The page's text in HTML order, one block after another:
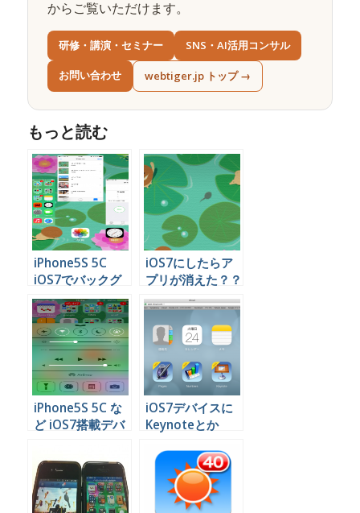
からご覧いただけます。
研修・講演・セミナー SNS・AI活用コンサル
お問い合わせ webtiger.jp トップ →
もっと読む
iPhone5S 5C
iOS7でバックグ
ラウンドで開いて
いるアプリを閉じ
る方法
iOS7にしたらア
プリが消えた？？
いやいや大丈夫大
丈夫
iPhone5S 5C な
ど iOS7搭載デバ
素早く利用する方
法
iOS7デバイスに
Keynoteとか
Numbersを無料
で入れる方法